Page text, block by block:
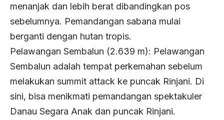
menanjak dan lebih berat dibandingkan pos
sebelumnya. Pemandangan sabana mulai
berganti dengan hutan tropis.
Pelawangan Sembalun (2.639 m): Pelawangan
Sembalun adalah tempat perkemahan sebelum
melakukan summit attack ke puncak Rinjani. Di
sini, bisa menikmati pemandangan spektakuler
Danau Segara Anak dan puncak Rinjani.